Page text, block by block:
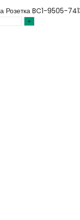
Розетка BC1-9505-